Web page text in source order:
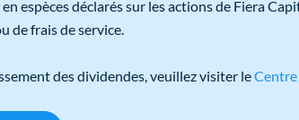
espèces déclarés sur les actions de Fiera
de frais de service.
des dividendes, veuillez visiter le